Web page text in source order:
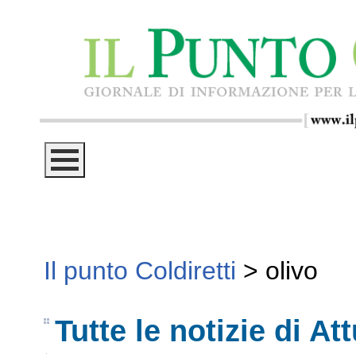
Il punto Coldiretti > olivo
Tutte le notizie di